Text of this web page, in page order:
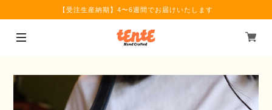
【受注生産納期】4〜6週間でお届けいたします